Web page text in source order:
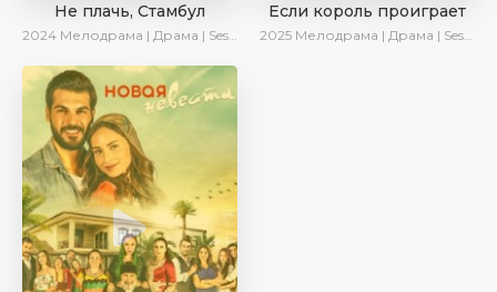
Не плачь, Стамбул
2024 Мелодрама | Драма | SesDizi | Сериалы 2024
Если король проиграет
2025 Мелодрама | Драма | SesDizi | Ирина Котова | AlisaDirilis | Turok1990 | Новинки | Сериалы 2025